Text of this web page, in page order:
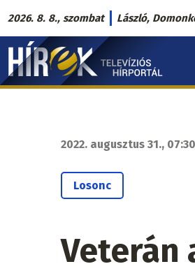
Ugrás
a
tartalomra
2026. 8. 8., szombat László,
Hírek.sk
fő
2022. augusztus 31., 07:30
Losonc
Veterán